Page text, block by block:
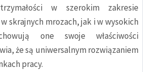
w szerokim zakresie
skrajnych mrozach, jak i w wysokich
one swoje właściwości
że są uniwersalnym rozwiązaniem
pracy.